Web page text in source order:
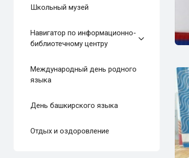
Школьный музей
Навигатор по информационно-
библиотечному центру
Международный день родного
языка
День башкирского языка
Отдых и оздоровление